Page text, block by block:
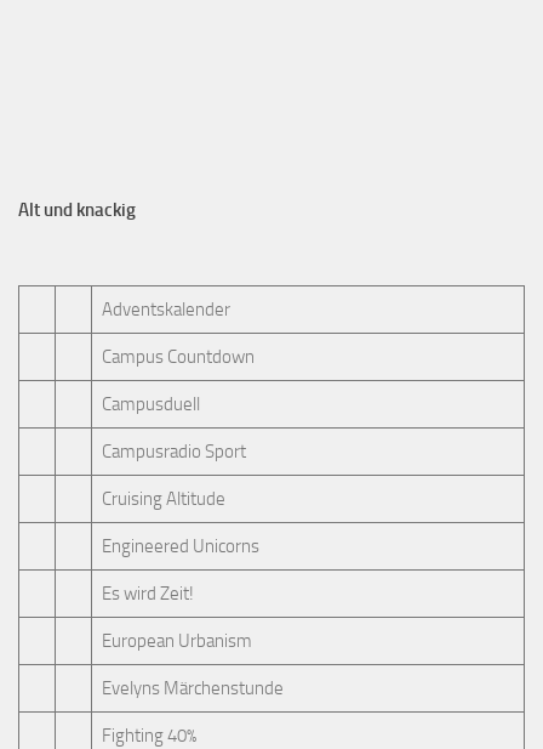
Alt und knackig
Adventskalender
Campus Countdown
Campusduell
Campusradio Sport
Cruising Altitude
Engineered Unicorns
Es wird Zeit!
European Urbanism
Evelyns Märchenstunde
Fighting 40%